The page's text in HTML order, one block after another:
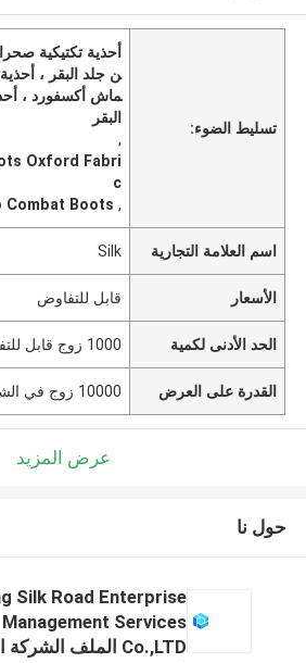
تسليط الضوء:
أحذية تكتيكية
ن جلد البقر ،
ماش أكسفورد ،
البقر
,
Oxford Fabri
c
,
Combat Boots
اسم العلامة التجارية Silk
الأسعار قابل للتفاوض
الحد الأدنى لكمية 1000 زوج قابل للتفاوض
القدرة على العرض 10000 زوج في الشهر
عرض المزيد
حول نا
Silk Road Enterprise
Management Services
Co.,LTD الملف الشركة المصنعة